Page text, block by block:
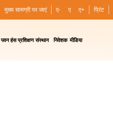
मुख्य सामग्री पर जाएं ए- ए ए+ प्रिंट
पवन हंस प्रशिक्षण संस्थान निवेशक मीडिया